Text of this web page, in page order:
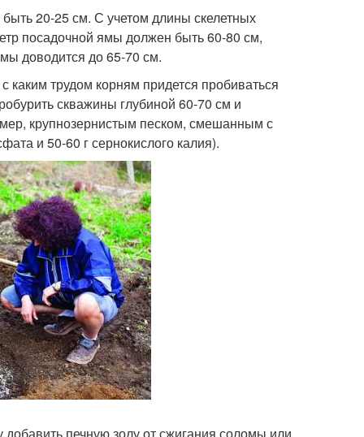
20-25 см. С учетом длины скелетных
посадочной ямы должен быть 60-80 см,
доводится до 65-70 см.
каким трудом корням придется пробиваться
скважины глубиной 60-70 см и
крупнозернистым песком, смешанным с
и 50-60 г сернокислого калия).